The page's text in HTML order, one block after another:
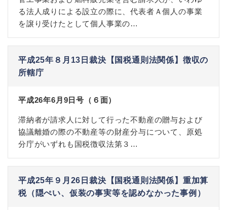
る法人成りによる設立の際に、代表者Ａ個人の事業
を譲り受けたとして個人事業の…
平成25年８月13日裁決【国税通則法関係】徴収の
所轄庁
平成26年6月9日号（６面）
滞納者が請求人に対して行った不動産の贈与および
協議離婚の際の不動産等の財産分与について、原処
分庁がいずれも国税徴収法第３…
平成25年９月26日裁決【国税通則法関係】重加算
税（隠ぺい、仮装の事実等を認めなかった事例）